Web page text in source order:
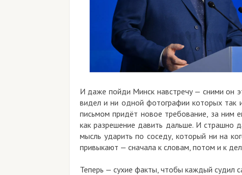
И даже пойди Минск навстречу — сними он эти
видел и ни одной фотографии которых так и
письмом придёт новое требование, за ним
как разрешение давить дальше. И страшно
мысль ударить по соседу, который ни на кого
привыкают — сначала к словам, потом и к делу.
Теперь — сухие факты, чтобы каждый судил сам.